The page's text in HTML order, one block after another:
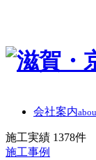
会社案内
施工実績 1378件
施工事例